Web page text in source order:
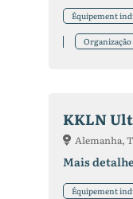
Équipement
Organização
KKLN
Alemanha,
Mais
Équipement